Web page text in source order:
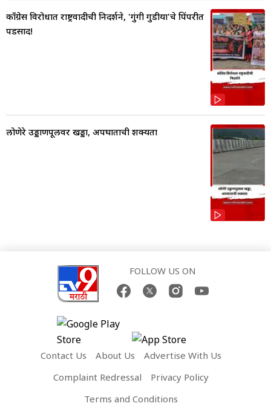
काँग्रेस विरोधात राष्ट्रवादीची निदर्शने, 'गुंगी गुडीया'चे पिंपरीत
पडसाद!
लोणेरे उड्डाणपूलवर खड्डा, अपघाताची शक्यता
FOLLOW US ON
Contact Us About Us
Advertise With Us
Complaint Redressal
Privacy Policy
Terms and Conditions